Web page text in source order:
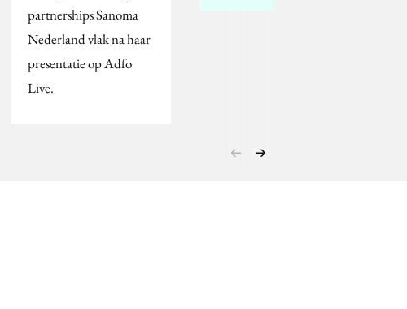
partnerships Sanoma
Nederland vlak na haar
presentatie op Adfo
Live.